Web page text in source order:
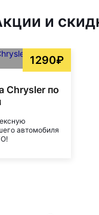
и
1290₽
Chrysler по
автомобиля